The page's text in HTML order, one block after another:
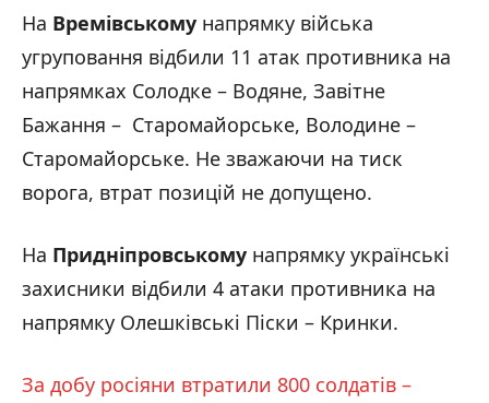
На Времівському напрямку війська
угруповання відбили 11 атак противника на
напрямках Солодке – Водяне, Завітне
Бажання – Старомайорське, Володине –
Старомайорське. Не зважаючи на тиск
ворога, втрат позицій не допущено.
На Придніпровському напрямку українські
захисники відбили 4 атаки противника на
напрямку Олешківські Піски – Кринки.
За добу росіяни втратили 800 солдатів –